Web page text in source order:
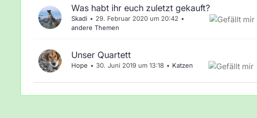
Was habt ihr euch zuletzt gekauft?
Skadi
29. Februar 2020 um 20:42
andere Themen
Unser Quartett
Hope 30. Juni 2019 um 13:18 Katzen